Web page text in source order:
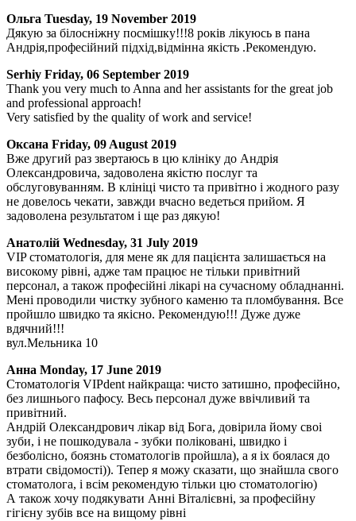
Ольга Tuesday, 19 November 2019
Дякую за білосніжну посмішку!!!8 років лікуюсь в пана
Андрія,професійний підхід,відмінна якість .Рекомендую.
Serhiy Friday, 06 September 2019
Thank you very much to Anna and her assistants for the great job
and professional approach!
Very satisfied by the quality of work and service!
Оксана Friday, 09 August 2019
Вже другий раз звертаюсь в цю клініку до Андрія
Олександровича, задоволена якістю послуг та
обслуговуванням. В клініці чисто та привітно і жодного разу
не довелось чекати, завжди вчасно ведеться прийом. Я
задоволена результатом і ще раз дякую!
Анатолій Wednesday, 31 July 2019
VIP стоматологія, для мене як для пацієнта залишається на
високому рівні, адже там працює не тільки привітний
персонал, а також професійні лікарі на сучасному обладнанні.
Мені проводили чистку зубного каменю та пломбування. Все
пройшло швидко та якісно. Рекомендую!!! Дуже дуже
вдячний!!!
вул.Мельника 10
Анна Monday, 17 June 2019
Стоматологія VIPdent найкраща: чисто затишно, професійно,
без лишнього пафосу. Весь персонал дуже ввічливий та
привітний.
Андрій Олександрович лікар від Бога, довірила йому своі
зуби, і не пошкодувала - зубки поліковані, швидко і
безболісно, боязнь стоматологів пройшла), а я іх боялася до
втрати свідомості)). Тепер я можу сказати, що знайшла свого
стоматолога, і всім рекомендую тільки цю стоматологію)
А також хочу подякувати Анні Віталієвні, за професійну
гігієну зубів все на вищому рівні